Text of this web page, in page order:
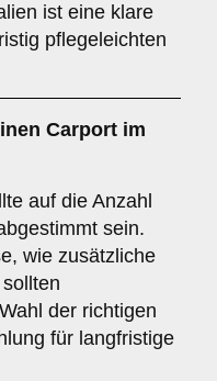
ist eine klare
pflegeleichten
Carport im
auf die Anzahl
sein.
wie zusätzliche
der richtigen
für langfristige